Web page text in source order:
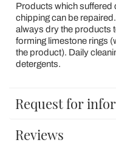
Products which suffered
chipping can be
always dry the products
forming limestone rings
the product). Daily
detergents.
Request for
Reviews